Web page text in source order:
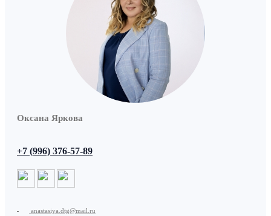
Оксана Яркова
+7 (996) 376-57-89
anastasiya.dtg@mail.ru